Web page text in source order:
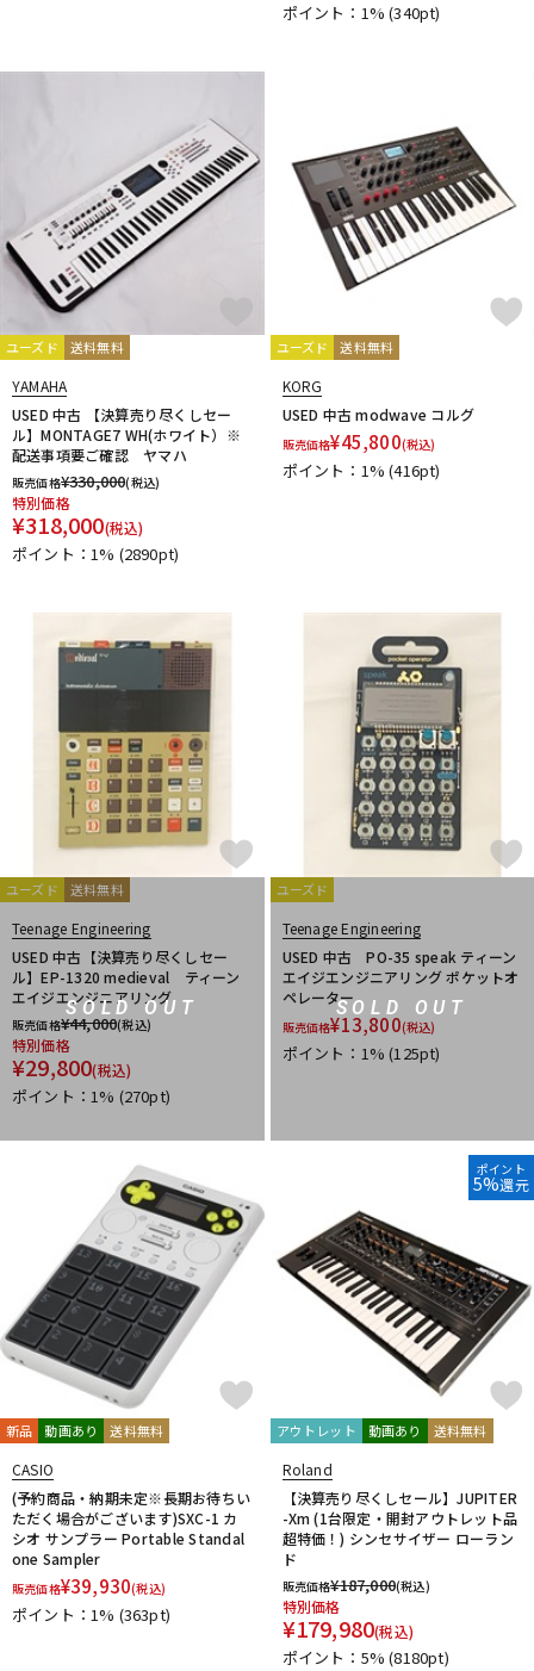
ポイント：1%(340pt)
ユーズド 送料無料
YAMAHA
USED 中古 【決算売り尽くしセー
ル】MONTAGE7 WH(ホワイト）※
配送事項要ご確認 ヤマハ
販売価格¥330,000(税込)
特別価格
¥318,000(税込)
ポイント：1% (2890pt)
ユーズド 送料無料
KORG
USED 中古 modwave コルグ
販売価格¥45,800(税込)
ポイント：1%(416pt)
SOLD OUT
ユーズド 送料無料
Teenage Engineering
USED 中古【決算売り尽くしセー
ル】EP-1320 medieval ティーン
エイジエンジニアリング
販売価格¥44,000(税込)
特別価格
¥29,800(税込)
ポイント：1% (270pt)
SOLD OUT
ユーズド
Teenage Engineering
USED 中古 PO-35 speak ティーン
エイジエンジニアリング ポケットオ
ペレーター
販売価格¥13,800(税込)
ポイント：1%(125pt)
新品 動画あり 送料無料
CASIO
(予約商品・納期未定※長期お待ちい
ただく場合がございます)SXC-1 カ
シオ サンプラー Portable Standal
one Sampler
販売価格¥39,930(税込)
ポイント：1% (363pt)
ポイント
5%還元
アウトレット 動画あり 送料無料
Roland
【決算売り尽くしセール】JUPITER
-Xm (1台限定・開封アウトレット品
超特価！) シンセサイザー ローラン
ド
販売価格¥187,000(税込)
特別価格
¥179,980(税込)
ポイント：5%(8180pt)